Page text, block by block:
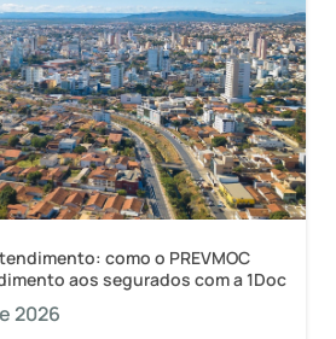
como o PREVMOC
aos segurados com a 1Doc
2026